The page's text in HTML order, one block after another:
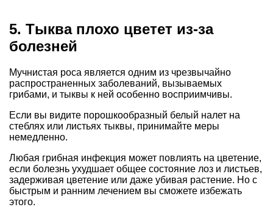
5. Тыква плохо цветет из-за
болезней
Мучнистая роса является одним из чрезвычайно
распространенных заболеваний, вызываемых
грибами, и тыквы к ней особенно восприимчивы.
Если вы видите порошкообразный белый налет на
стеблях или листьях тыквы, принимайте меры
немедленно.
Любая грибная инфекция может повлиять на цветение,
если болезнь ухудшает общее состояние лоз и листьев,
задерживая цветение или даже убивая растение. Но с
быстрым и ранним лечением вы сможете избежать
этого.